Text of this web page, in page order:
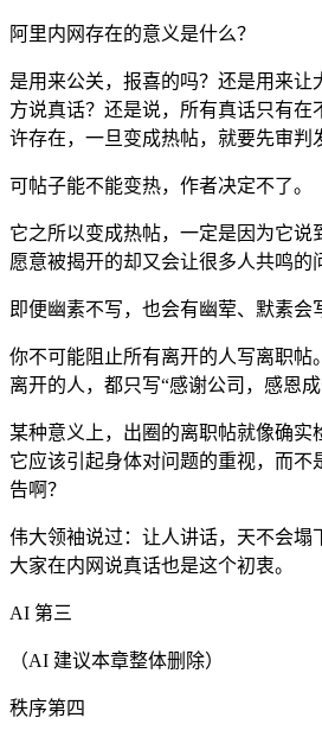
阿里内网存在的意义是什么？
是用来公关，报喜的吗？还是用来让
方说真话？还是说，所有真话只有在
许存在，一旦变成热帖，就要先审判
可帖子能不能变热，作者决定不了。
它之所以变成热帖，一定是因为它说
愿意被揭开的却又会让很多人共鸣的
即便幽素不写，也会有幽荤、默素会
你不可能阻止所有离开的人写离职帖
离开的人，都只写“感谢公司，感恩成
某种意义上，出圈的离职帖就像确实
它应该引起身体对问题的重视，而不
告啊？
伟大领袖说过：让人讲话，天不会塌
大家在内网说真话也是这个初衷。
AI 第三
（AI 建议本章整体删除）
秩序第四